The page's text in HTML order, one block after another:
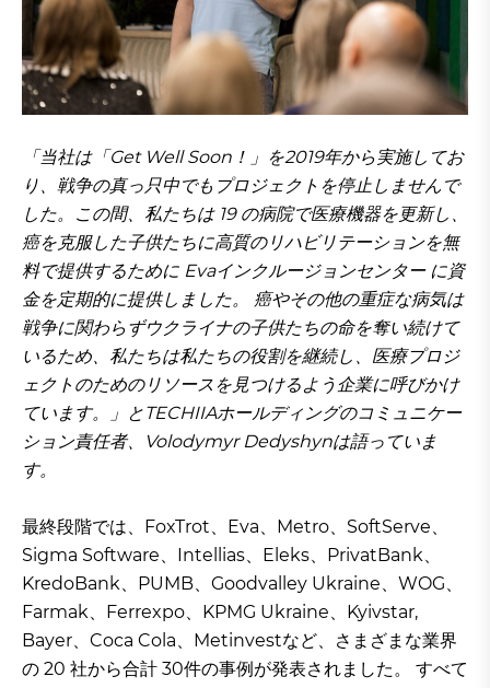
「当社は「Get Well Soon！」を2019年から実施してお
り、戦争の真っ只中でもプロジェクトを停止しませんで
した。この間、私たちは 19 の病院で医療機器を更新し、
癌を克服した子供たちに高質のリハビリテーションを無
料で提供するために Evaインクルージョンセンター に資
金を定期的に提供しました。 癌やその他の重症な病気は
戦争に関わらずウクライナの子供たちの命を奪い続けて
いるため、私たちは私たちの役割を継続し、医療プロジ
ェクトのためのリソースを見つけるよう企業に呼びかけ
ています。」とTECHIIAホールディングのコミュニケー
ション責任者、Volodymyr Dedyshynは語っていま
す。
最終段階では、FoxTrot、Eva、Metro、SoftServe、
Sigma Software、Intellias、Eleks、PrivatBank、
KredoBank、PUMB、Goodvalley Ukraine、WOG、
Farmak、Ferrexpo、KPMG Ukraine、Kyivstar,
Bayer、Coca Cola、Metinvestなど、さまざまな業界
の 20 社から合計 30件の事例が発表されました。 すべて